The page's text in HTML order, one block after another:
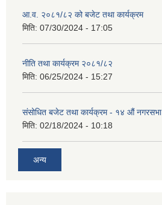
आ.व. २०८१/८२ को बजेट तथा कार्यक्रम
मिति: 07/30/2024 - 17:05
नीति तथा कार्यक्रम २०८१/८२
मिति: 06/25/2024 - 15:27
संसोधित बजेट तथा कार्यक्रम - १४ औं नगरसभा
मिति: 02/18/2024 - 10:18
अन्य